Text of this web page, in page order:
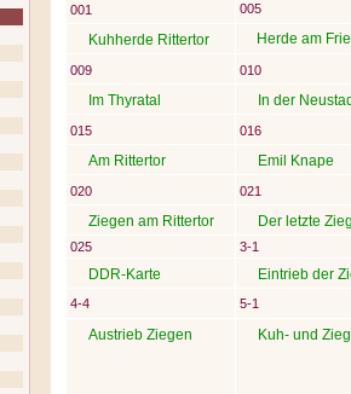
001 005
Kuhherde Rittertor Herde am
009 010
Im Thyratal In der
015 016
Am Rittertor Emil Knape
020 021
Ziegen am Rittertor Der letzte
025 3-1
DDR-Karte Eintrieb der
4-4 5-1
Austrieb Ziegen Kuh- und